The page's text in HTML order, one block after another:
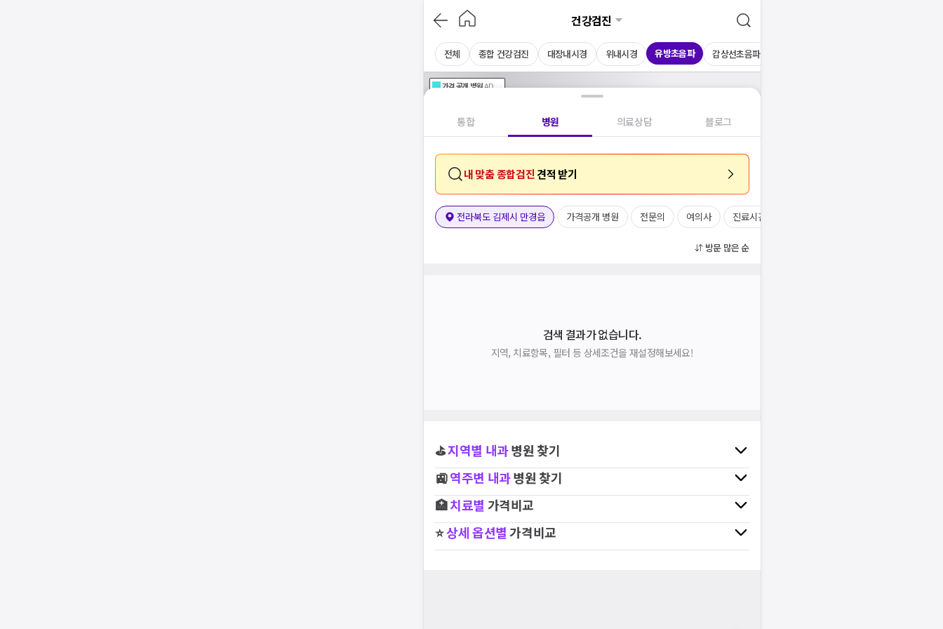
건강검진
전체 종합 건강검진 대장내시경 위내시경 유방초음파 갑상선초음파
가격공개 병원AD
통합 병원 의료상담 블로그
내 맞춤 종합검진 견적 받기
전라북도 김제시 만경읍 가격공개 병원 전문의 여의사 진료시간
방문 많은 순
검색 결과가 없습니다.
지역, 치료항목, 필터 등 상세조건을 재설정해보세요!
⛳지역별 내과병원 찾기
🚉역주변 내과병원 찾기
🏥치료별 가격비교
⭐상세 옵션별가격비교